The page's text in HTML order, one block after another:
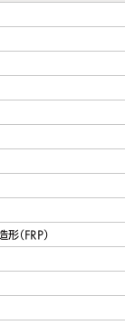
（FRP）